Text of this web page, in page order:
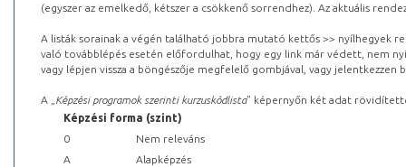
(egyszer az emelkedő, kétszer a csökkenő sorrendhez). Az aktuális
A listák sorainak a végén található jobbra mutató kettős >> nyílhegyek
való továbblépés esetén előfordulhat, hogy egy link már védett, nem
vagy lépjen vissza a böngészője megfelelő gombjával, vagy
A „ Képzési programok szerinti kurzuskódlista” képernyőn két adat
Képzési forma (szint)
0
Nem releváns
A
Alapképzés